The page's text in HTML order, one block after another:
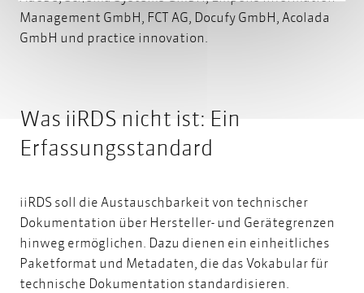
Management GmbH, FCT AG, Docufy GmbH, Acolada
GmbH und practice innovation.
Was iiRDS nicht ist: Ein
Erfassungsstandard
iiRDS soll die Austauschbarkeit von technischer
Dokumentation über Hersteller- und Gerätegrenzen
hinweg ermöglichen. Dazu dienen ein einheitliches
Paketformat und Metadaten, die das Vokabular für
technische Dokumentation standardisieren.